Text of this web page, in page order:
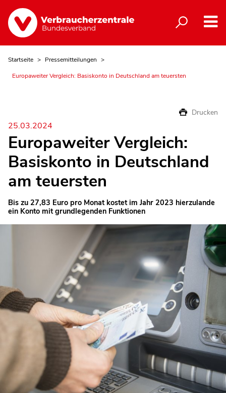
Startseite
Pressemitteilungen
Europaweiter Vergleich: Basiskonto in Deutschland am teuersten
Drucken
25.03.2024
Europaweiter Vergleich:
Basiskonto in Deutschland
am teuersten
Bis zu 27,83 Euro pro Monat kostet im Jahr 2023 hierzulande
ein Konto mit grundlegenden Funktionen